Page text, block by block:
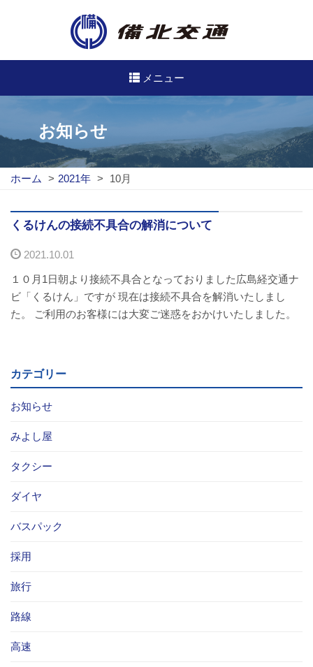
メニュー
高速バス
路線バス
路線図
定期券について
バスのご利用方法
三次市交通観光センター
企業情報
会社概要
リンク
お問い合わせ
お知らせ
ホーム > 2021年 > 10月
くるけんの接続不具合の解消について
2021.10.01
１０月1日朝より接続不具合となっておりました広島経交通ナ
ビ「くるけん」ですが 現在は接続不具合を解消いたしまし
た。 ご利用のお客様には大変ご迷惑をおかけいたしました。
カテゴリー
お知らせ
みよし屋
タクシー
ダイヤ
バスパック
採用
旅行
路線
高速